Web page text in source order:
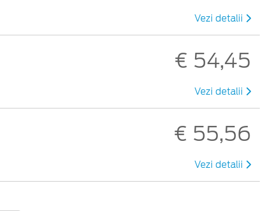
Vezi detalii
€ 54,45
Vezi detalii
€ 55,56
Vezi detalii